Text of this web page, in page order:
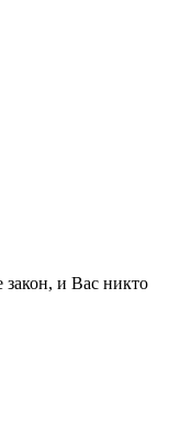
закон, и Вас никто